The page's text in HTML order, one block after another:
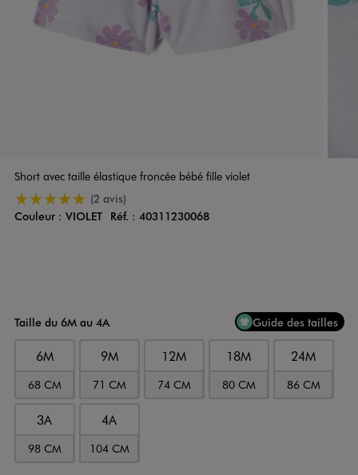
Short avec taille élastique froncée bébé fille violet
5/5 de moyenne(2 avis)
Couleur
Couleur : VIOLET Réf. : 40311230068
Taille du 6M au 4A Guide des tailles
6M
68 CM
9M
71 CM
12M
74 CM
18M
80 CM
24M
86 CM
3A
98 CM
4A
104 CM